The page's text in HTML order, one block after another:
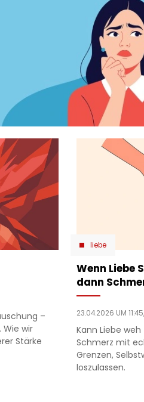
–
wir
Stärke
liebe
Wenn Liebe
dann
23.04.2026 UM 11:45,
Kann Liebe
Schmerz mit
Grenzen,
loszulassen.